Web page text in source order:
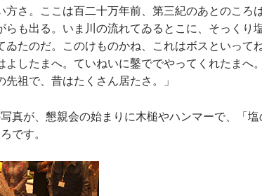
方さ。ここは百二十万年前、第三紀のあとのころ
らも出る。いま川の流れてゐるとこに、そっくり
ゐたのだ。このけものかね、これはボスといって
よしたまへ。ていねいに鑿ででやってくれたまへ
先祖で、昔はたくさん居たさ。」
真が、懇親会の始まりに木槌やハンマーで、「塩
です。